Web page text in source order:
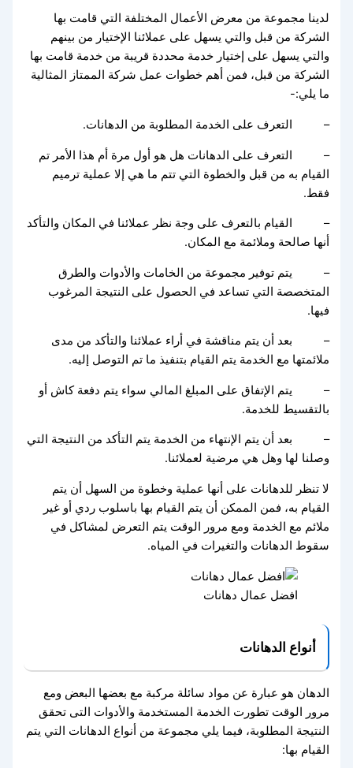
لدينا مجموعة من معرض الأعمال المختلفة التي قامت بها
الشركة من قبل والتي يسهل على عملائنا الإختيار من بينهم
والتي يسهل على إختيار خدمة محددة قريبة من خدمة قامت بها
الشركة من قبل، فمن أهم خطوات عمل شركة الممتاز المثالية
ما يلي:-
– التعرف على الخدمة المطلوبة من الدهانات.
– التعرف على الدهانات هل هو أول مرة أم هذا الأمر تم
القيام به من قبل والخطوة التي تتم ما هي إلا عملية ترميم
فقط.
– القيام بالتعرف على وجة نظر عملائنا في المكان والتأكد
أنها صالحة وملائمة مع المكان.
– يتم توفير مجموعة من الخامات والأدوات والطرق
المتخصصة التي تساعد في الحصول على النتيجة المرغوب
فيها.
– بعد أن يتم مناقشة في أراء عملائنا والتأكد من مدى
ملائمتها مع الخدمة يتم القيام بتنفيذ ما تم التوصل إليه.
– يتم الإتفاق على المبلغ المالي سواء يتم دفعة كاش أو
بالتقسيط للخدمة.
– بعد أن يتم الإنتهاء من الخدمة يتم التأكد من النتيجة التي
وصلنا لها وهل هي مرضية لعملائنا.
لا تنظر للدهانات على أنها عملية وخطوة من السهل أن يتم
القيام به، فمن الممكن أن يتم القيام بها باسلوب ردي أو غير
ملائم مع الخدمة ومع مرور الوقت يتم التعرض لمشاكل في
سقوط الدهانات والتغيرات في المياه.
افضل عمال دهانات
أنواع الدهانات
الدهان هو عبارة عن مواد سائلة مركبة مع بعضها البعض ومع
مرور الوقت تطورت الخدمة المستخدمة والأدوات التى تحقق
النتيجة المطلوبة، فيما يلي مجموعة من أنواع الدهانات التي يتم
القيام بها: